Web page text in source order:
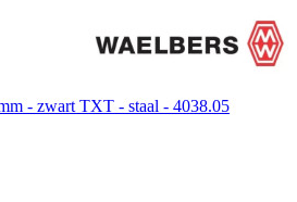
- zwart TXT - staal - 4038.05